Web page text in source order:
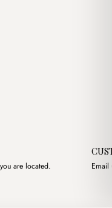
are located. Email